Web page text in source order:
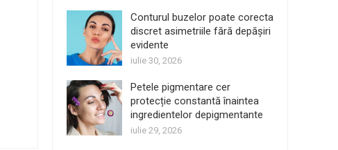
Conturul buzelor poate corecta
discret asimetriile fără depășiri
evidente
iulie 30, 2026
Petele pigmentare cer
protecție constantă înaintea
ingredientelor depigmentante
iulie 29, 2026